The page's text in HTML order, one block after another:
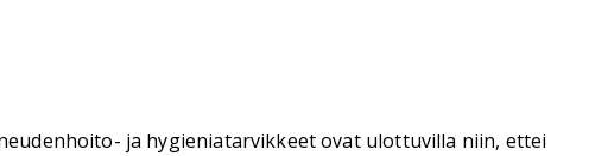
ja hygieniatarvikkeet ovat ulottuvilla niin, ettei